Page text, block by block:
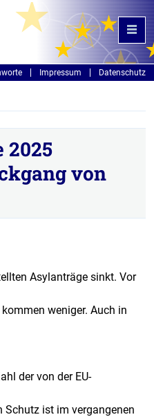
Impressum Datenschutz
2025
von
Asylanträge sinkt. Vor
weniger. Auch in
der von der EU-
ist im vergangenen